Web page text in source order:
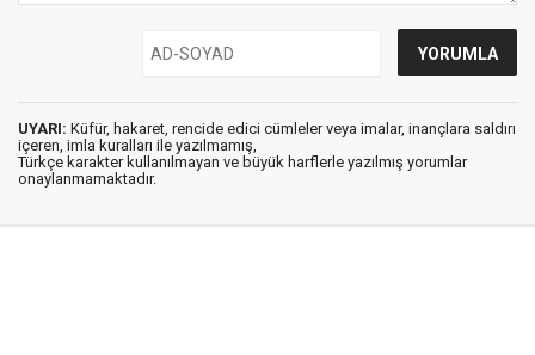
UYARI: Küfür, hakaret, rencide edici cümleler veya imalar, inançlara saldırı
içeren, imla kuralları ile yazılmamış,
Türkçe karakter kullanılmayan ve büyük harflerle yazılmış yorumlar
onaylanmamaktadır.